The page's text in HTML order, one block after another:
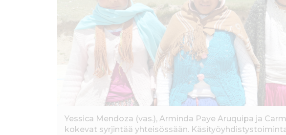
Yessica Mendoza (vas.), Arminda Paye Aruquipa ja
kokevat syrjintää yhteisössään.